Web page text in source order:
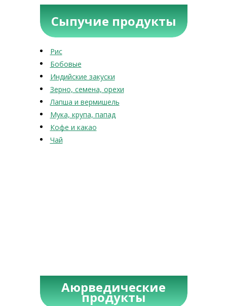
Сыпучие продукты
Рис
Бобовые
Индийские закуски
Зерно, семена, орехи
Лапша и вермишель
Мука, крупа, папад
Кофе и какао
Чай
Аюрведические
продукты